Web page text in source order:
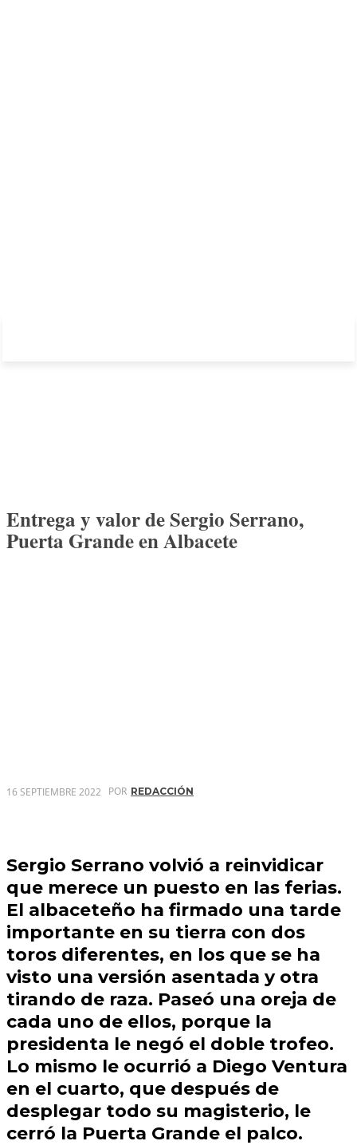
Entrega y valor de Sergio Serrano,
Puerta Grande en Albacete
16 SEPTIEMBRE 2022 POR REDACCIÓN
Sergio Serrano volvió a reinvidicar
que merece un puesto en las ferias.
El albaceteño ha firmado una tarde
importante en su tierra con dos
toros diferentes, en los que se ha
visto una versión asentada y otra
tirando de raza. Paseó una oreja de
cada uno de ellos, porque la
presidenta le negó el doble trofeo.
Lo mismo le ocurrió a Diego Ventura
en el cuarto, que después de
desplegar todo su magisterio, le
cerró la Puerta Grande el palco.